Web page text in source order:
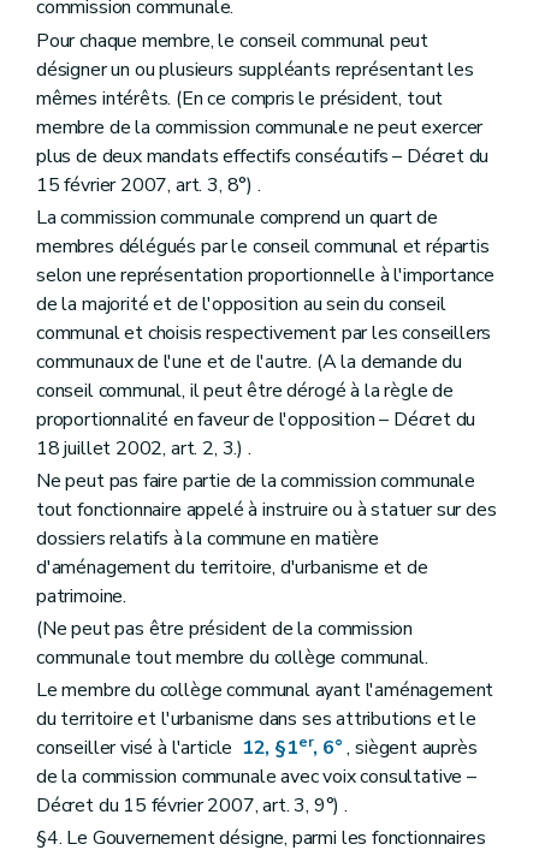
Art. 237/14
Art. 237/15
Chapitre III Etude de faisabilité technique, environnementale et économique
Art. 237/16
Art. 237/17
Chapitre IV Missions du déclarant, du responsable P.E.B. et de l'auteur de l'étude de faisabilité technique, environnementale et économique
Art. 237/18
Art. 237/19
Art. 237/20
Chapitre V
Procédures
Section première Bâtiments pour lesquels une étude de faisabilité technique, environnementale et économique est requise
Art. 237/21
Art. 237/22
Section 2 Bâtiments pour lesquels une étude de faisabilité technique, environnementale et économique n'est pas requise
Art. 237/23
Art. 237/24
Section 3 Autres bâtiments
Art. 237/25
Section 4 Modalités
Art. 237/26
Titre V Certificat de performance énergétique des bâtiments
Chapitre premier Champ d'application
Art. 237/27
Art. 237/28
Art. 237/29
Chapitre II
Art. 237/30
Chapitre III
Procédures
Art. 237/31
Titre VI Dispositions favorisant la performance énergétique des bâtiments
Art. 237/32
Art. 237/33
Art. 237/34
Titre VII Sanctions
Chapitre premier Du retrait de l'agrément
Art. 237/35
Chapitre II Des amendes administratives
commission communale.
Pour chaque membre, le conseil communal peut
désigner un ou plusieurs suppléants représentant les
mêmes intérêts. (En ce compris le président, tout
membre de la commission communale ne peut exercer
plus de deux mandats effectifs consécutifs – Décret du
15 février 2007, art. 3, 8°) .
La commission communale comprend un quart de
membres délégués par le conseil communal et répartis
selon une représentation proportionnelle à l'importance
de la majorité et de l'opposition au sein du conseil
communal et choisis respectivement par les conseillers
communaux de l'une et de l'autre. (A la demande du
conseil communal, il peut être dérogé à la règle de
proportionnalité en faveur de l'opposition – Décret du
18 juillet 2002, art. 2, 3.) .
Ne peut pas faire partie de la commission communale
tout fonctionnaire appelé à instruire ou à statuer sur des
dossiers relatifs à la commune en matière
d'aménagement du territoire, d'urbanisme et de
patrimoine.
(Ne peut pas être président de la commission
communale tout membre du collège communal.
Le membre du collège communal ayant l'aménagement
du territoire et l'urbanisme dans ses attributions et le
conseiller visé à l'article 12, §1er, 6°, siègent auprès
de la commission communale avec voix consultative –
Décret du 15 février 2007, art. 3, 9°) .
§4. Le Gouvernement désigne, parmi les fonctionnaires